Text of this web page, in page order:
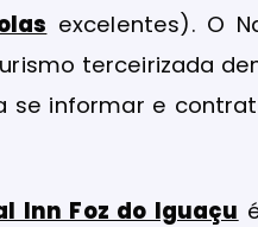
excelentes). O
terceirizada
se informar e
Inn Foz do Iguaçu